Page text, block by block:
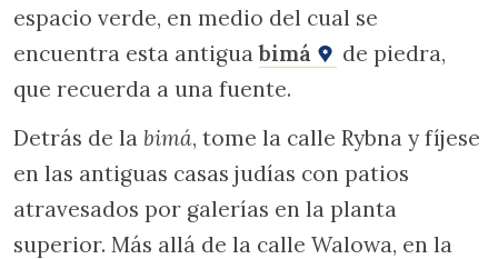
espacio verde, en medio del cual se
encuentra esta antiguabimá
de piedra,
que recuerda a una fuente.
Detrás de la bimá, tome la calle Rybna y fíjese
en las antiguas casas judías con patios
atravesados por galerías en la planta
superior. Más allá de la calle Walowa, en la